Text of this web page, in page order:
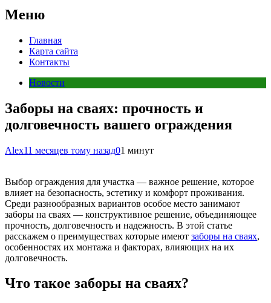
Меню
Главная
Карта сайта
Контакты
Новости
Заборы на сваях: прочность и
долговечность вашего ограждения
Alex11 месяцев тому назад01 минут
Выбор ограждения для участка — важное решение, которое
влияет на безопасность, эстетику и комфорт проживания.
Среди разнообразных вариантов особое место занимают
заборы на сваях — конструктивное решение, объединяющее
прочность, долговечность и надежность. В этой статье
расскажем о преимуществах которые имеют заборы на сваях,
особенностях их монтажа и факторах, влияющих на их
долговечность.
Что такое заборы на сваях?